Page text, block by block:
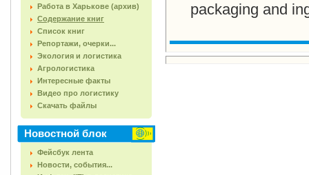
Работа в Харькове (архив)
Содержание книг
Список книг
Репортажи, очерки...
Экология и логистика
Агрологистика
Интересные факты
Видео про логистику
Скачать файлы
Новостной блок
Фейсбук лента
Новости, события...
packaging and